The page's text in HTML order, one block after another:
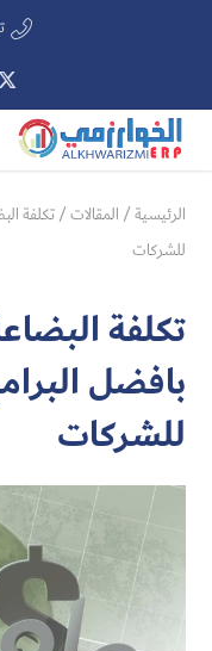
الرئيسية/ المقالات/تكلفة
للشركات
تكلفة
بافضل
للشركات